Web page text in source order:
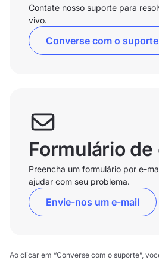
Contate nosso suporte para
vivo.
Converse com o suporte
Formulário
Preencha um formulário por e-
ajudar com seu problema.
Envie-nos um e-mail
Ao clicar em “Converse com o suporte”,